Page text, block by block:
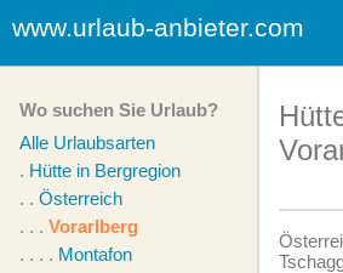
www.urlaub-anbieter.com
Wo suchen Sie Urlaub?
Alle Urlaubsarten
. Hütte in Bergregion
. . Österreich
. . . Vorarlberg
. . . . Montafon